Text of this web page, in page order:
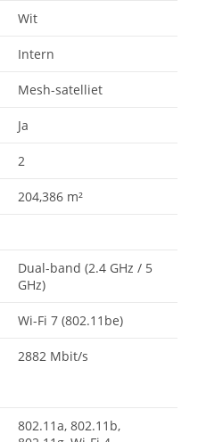
Wit
Intern
Mesh-satelliet
Ja
2
204,386 m²
Dual-band (2.4 GHz / 5
GHz)
Wi-Fi 7 (802.11be)
2882 Mbit/s
802.11a, 802.11b,